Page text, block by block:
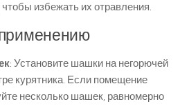
избежать их отравления.
: Установите шашки на негорючей
курятника. Если помещение
несколько шашек, равномерно